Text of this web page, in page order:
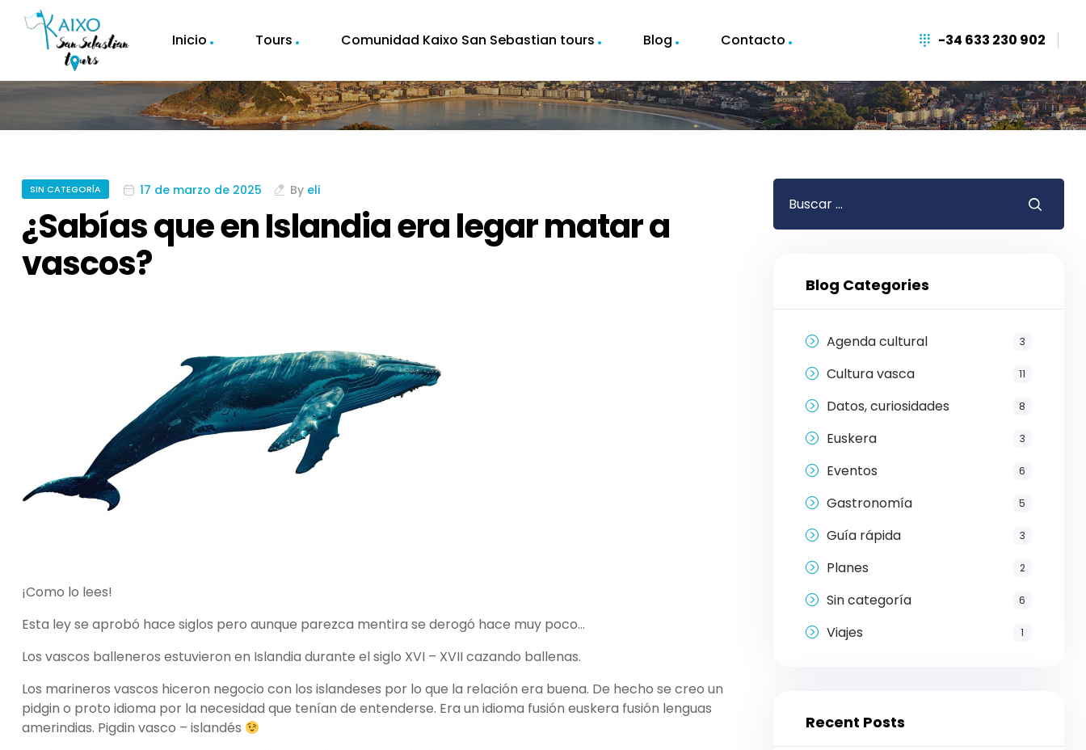
Inicio Tours Comunidad Kaixo San Sebastian tours Blog Contacto -34 633 230 902
SIN CATEGORÍA 17 de marzo de 2025 By eli
¿Sabías que en Islandia era legar matar a
vascos?
¡Como lo lees!
Esta ley se aprobó hace siglos pero aunque parezca mentira se derogó hace muy poco…
Los vascos balleneros estuvieron en Islandia durante el siglo XVI – XVII cazando ballenas.
Los marineros vascos hiceron negocio con los islandeses por lo que la relación era buena. De hecho se creo un
pidgin o proto idioma por la necesidad que tenían de entenderse. Era un idioma fusión euskera fusión lenguas
amerindias. Pigdin vasco – islandés
Blog Categories
Agenda cultural 3
Cultura vasca 11
Datos, curiosidades 8
Euskera 3
Eventos 6
Gastronomía 5
Guía rápida 3
Planes 2
Sin categoría 6
Viajes 1
Recent Posts